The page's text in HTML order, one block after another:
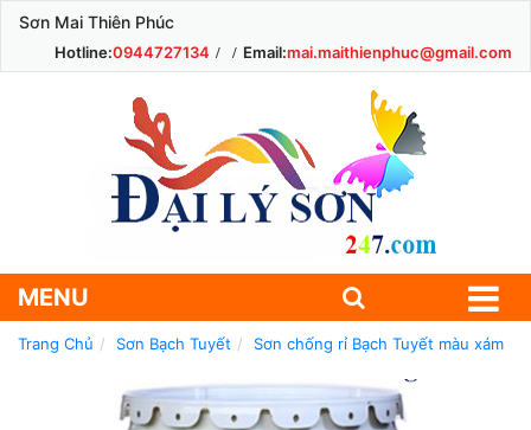
Sơn Mai Thiên Phúc
Hotline:0944727134 Email:mai.maithienphuc@gmail.com
MENU
Trang Chủ Sơn Bạch Tuyết Sơn chống rỉ Bạch Tuyết màu xám